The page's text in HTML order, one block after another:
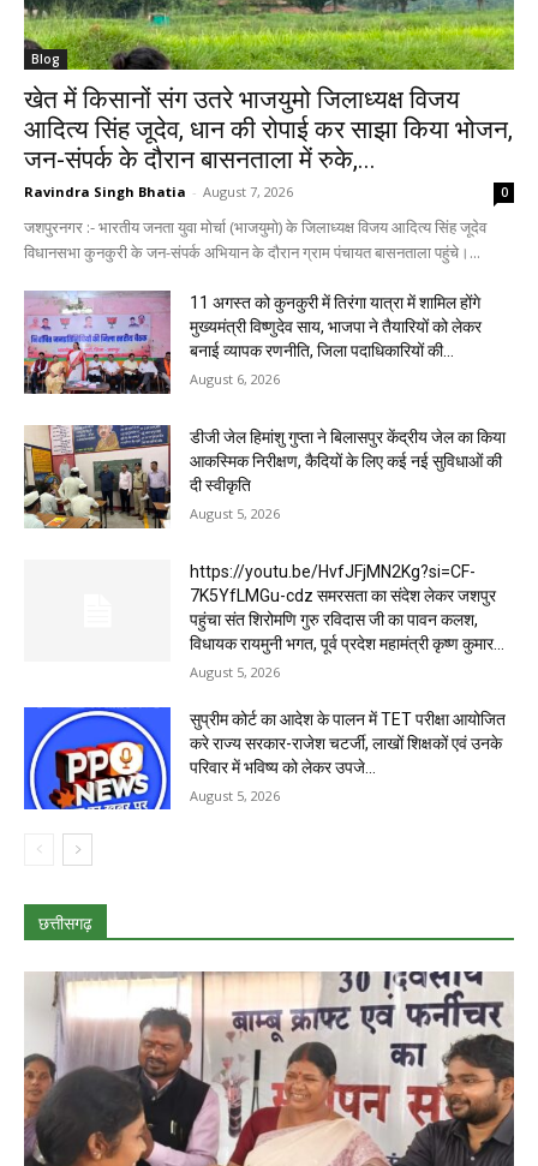
Blog
खेत में किसानों संग उतरे भाजयुमो जिलाध्यक्ष विजय
आदित्य सिंह जूदेव, धान की रोपाई कर साझा किया भोजन,
जन-संपर्क के दौरान बासनताला में रुके,...
Ravindra Singh Bhatia - August 7, 2026 0
जशपुरनगर :- भारतीय जनता युवा मोर्चा (भाजयुमो) के जिलाध्यक्ष विजय आदित्य सिंह जूदेव
विधानसभा कुनकुरी के जन-संपर्क अभियान के दौरान ग्राम पंचायत बासनताला पहुंचे।...
11 अगस्त को कुनकुरी में तिरंगा यात्रा में शामिल होंगे
मुख्यमंत्री विष्णुदेव साय, भाजपा ने तैयारियों को लेकर
बनाई व्यापक रणनीति, जिला पदाधिकारियों की...
August 6, 2026
डीजी जेल हिमांशु गुप्ता ने बिलासपुर केंद्रीय जेल का किया
आकस्मिक निरीक्षण, कैदियों के लिए कई नई सुविधाओं की
दी स्वीकृति
August 5, 2026
https://youtu.be/HvfJFjMN2Kg?si=CF-
7K5YfLMGu-cdz समरसता का संदेश लेकर जशपुर
पहुंचा संत शिरोमणि गुरु रविदास जी का पावन कलश,
विधायक रायमुनी भगत, पूर्व प्रदेश महामंत्री कृष्ण कुमार...
August 5, 2026
सुप्रीम कोर्ट का आदेश के पालन में TET परीक्षा आयोजित
करे राज्य सरकार-राजेश चटर्जी, लाखों शिक्षकों एवं उनके
परिवार में भविष्य को लेकर उपजे...
August 5, 2026
छत्तीसगढ़